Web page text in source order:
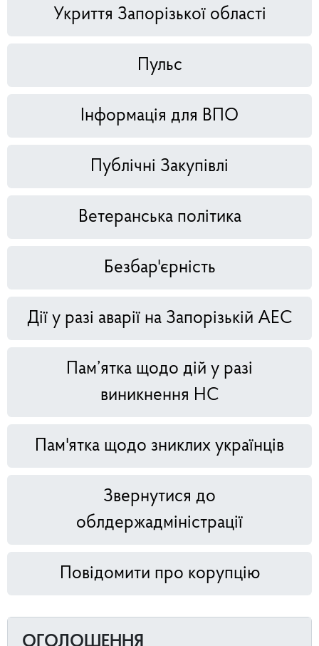
Укриття Запорізької області
Пульс
Інформація для ВПО
Публічні Закупівлі
Ветеранська політика
Безбар'єрність
Дії у разі аварії на Запорізькій АЕС
Пам’ятка щодо дій у разі
виникнення НС
Пам'ятка щодо зниклих українців
Звернутися до
облдержадміністрації
Повідомити про корупцію
ОГОЛОШЕННЯ